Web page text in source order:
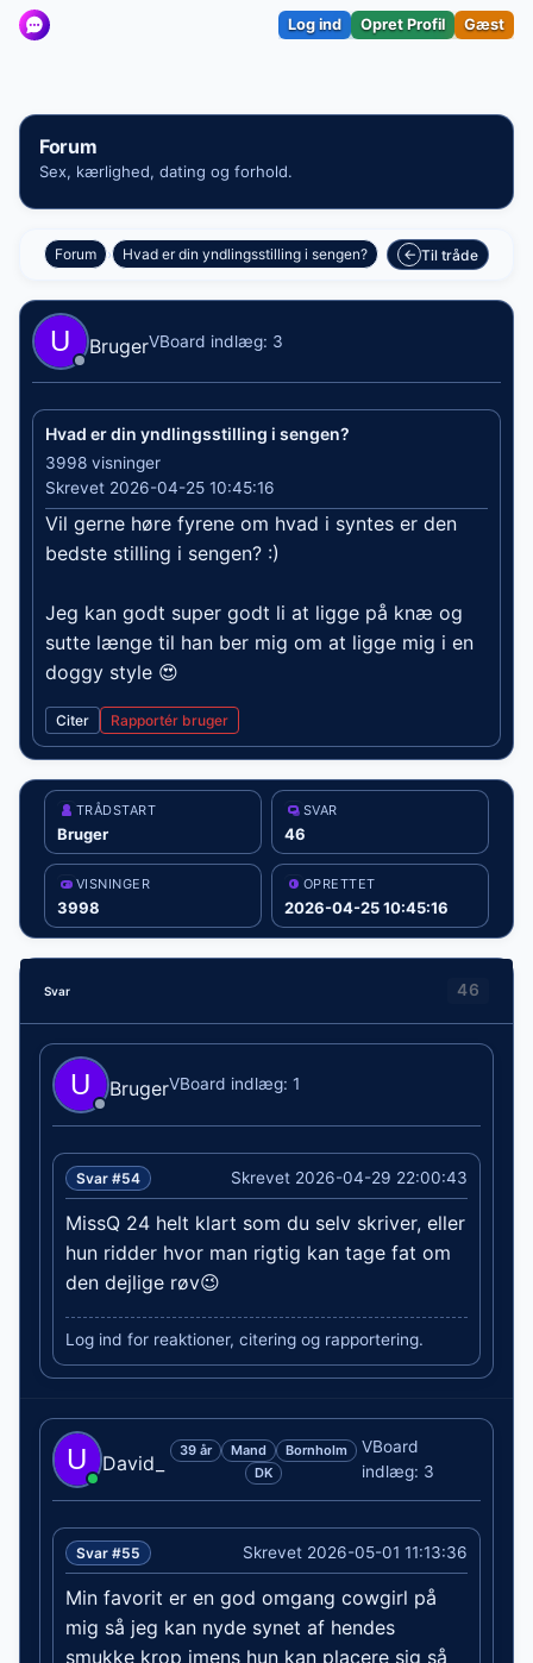
Log ind Opret Profil Gæst
Forum
Sex, kærlighed, dating og forhold.
Forum › Hvad er din yndlingsstilling i sengen? ← Til tråde
BrugerVBoard indlæg: 3
Hvad er din yndlingsstilling i sengen?
3998 visninger
Skrevet 2026-04-25 10:45:16
Vil gerne høre fyrene om hvad i syntes er den
bedste stilling i sengen? :)
Jeg kan godt super godt li at ligge på knæ og
sutte længe til han ber mig om at ligge mig i en
doggy style 😍
Citer Rapportér bruger
TRÅDSTART
Bruger
SVAR
46
VISNINGER
3998
OPRETTET
2026-04-25 10:45:16
Svar 46
BrugerVBoard indlæg: 1
Svar #54 Skrevet 2026-04-29 22:00:43
MissQ 24 helt klart som du selv skriver, eller
hun ridder hvor man rigtig kan tage fat om
den dejlige røv😉
Log ind for reaktioner, citering og rapportering.
David_
39 år Mand
Bornholm
DK
VBoard
indlæg: 3
Svar #55 Skrevet 2026-05-01 11:13:36
Min favorit er en god omgang cowgirl på
mig så jeg kan nyde synet af hendes
smukke krop imens hun kan placere sig så